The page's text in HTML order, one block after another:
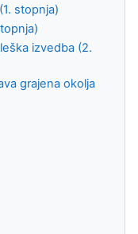
stopnja)
izvedba (2.
grajena okolja